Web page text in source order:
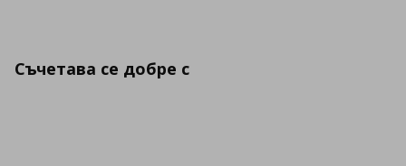
Съчетава се добре с